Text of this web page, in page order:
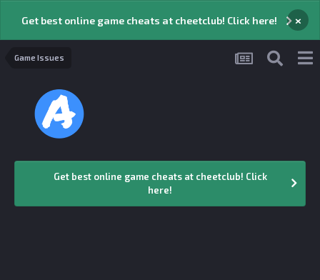
Get best online game cheats at cheetclub! Click here! ×
Game Issues
Get best online game cheats at cheetclub! Click
here!